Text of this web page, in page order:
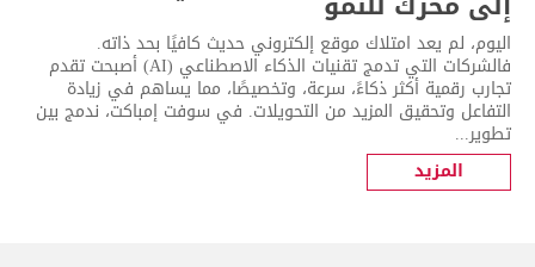
اليوم، لم يعد امتلاك موقع إلكتروني حديث كافيًا بحد ذاته.
فالشركات التي تدمج تقنيات الذكاء الاصطناعي (AI) أصبحت تقدم
تجارب رقمية أكثر ذكاءً، سرعة، وتخصيصًا، مما يساهم في زيادة
التفاعل وتحقيق المزيد من التحويلات. في سوفت إمباكت، ندمج بين
تطوير...
المزيد